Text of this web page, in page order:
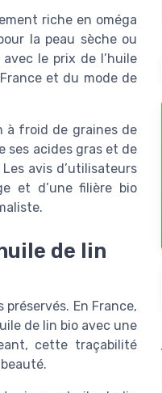
riche en oméga
la peau sèche ou
le prix de l’huile
et du mode de
à froid de graines de
ses acides gras et de
avis d’utilisateurs
et d’une filière bio
de lin
En France,
de lin bio avec une
cette traçabilité